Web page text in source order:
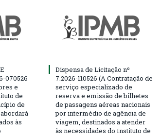
070526
e
de
de
às
Dispensa de Licitação nº
7.2026-110526 (A Contratação de
serviço especializado de
reserva e emissão de bilhetes
de passagens aéreas nacionais
por intermédio de agência de
viagem, destinados a atender
às necessidades do Instituto de